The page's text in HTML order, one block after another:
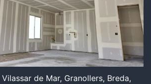
de Mar, Granollers, Breda,